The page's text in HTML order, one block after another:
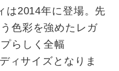
は2014年に登場。先
色彩を強めたレガ
らしく全幅
ィサイズとなりま